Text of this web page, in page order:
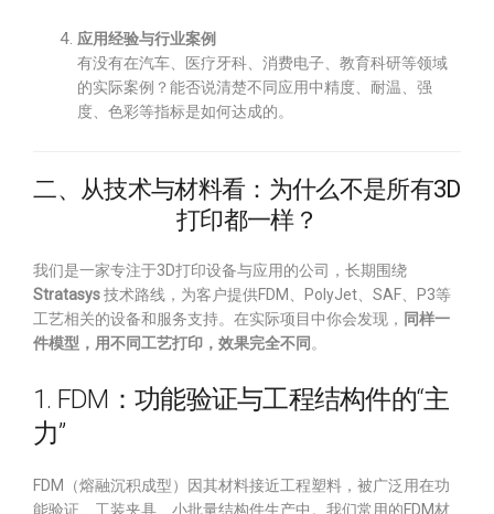
应用经验与行业案例
有没有在汽车、医疗牙科、消费电子、教育科研等领域
的实际案例？能否说清楚不同应用中精度、耐温、强
度、色彩等指标是如何达成的。
二、从技术与材料看：为什么不是所有3D
打印都一样？
我们是一家专注于3D打印设备与应用的公司，长期围绕
Stratasys技术路线，为客户提供FDM、PolyJet、SAF、P3等
工艺相关的设备和服务支持。在实际项目中你会发现， 同样一
件模型，用不同工艺打印，效果完全不同 。
1. FDM：功能验证与工程结构件的“主
力”
FDM（熔融沉积成型）因其材料接近工程塑料，被广泛用在功
能验证、工装夹具、小批量结构件生产中。我们常用的FDM材